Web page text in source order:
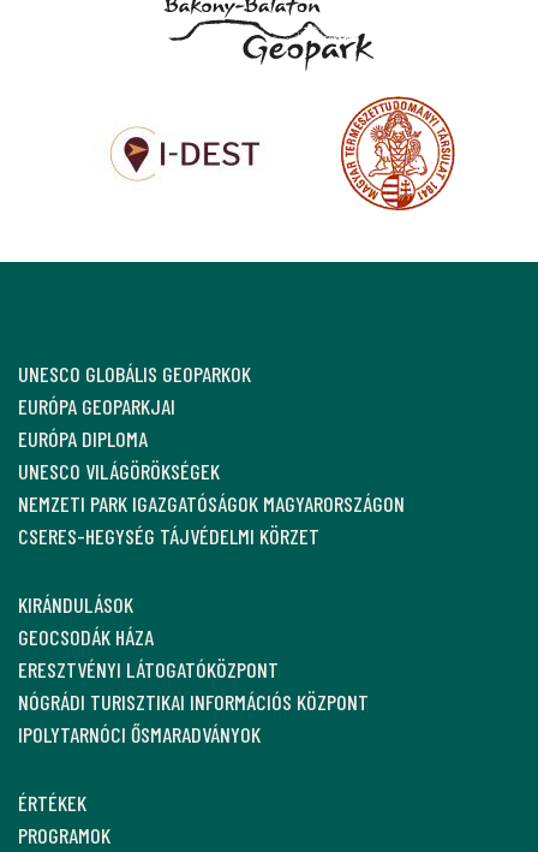
UNESCO GLOBÁLIS GEOPARKOK
EURÓPA GEOPARKJAI
EURÓPA DIPLOMA
UNESCO VILÁGÖRÖKSÉGEK
NEMZETI PARK IGAZGATÓSÁGOK MAGYARORSZÁGON
CSERES-HEGYSÉG TÁJVÉDELMI KÖRZET
KIRÁNDULÁSOK
GEOCSODÁK HÁZA
ERESZTVÉNYI LÁTOGATÓKÖZPONT
NÓGRÁDI TURISZTIKAI INFORMÁCIÓS KÖZPONT
IPOLYTARNÓCI ŐSMARADVÁNYOK
ÉRTÉKEK
PROGRAMOK